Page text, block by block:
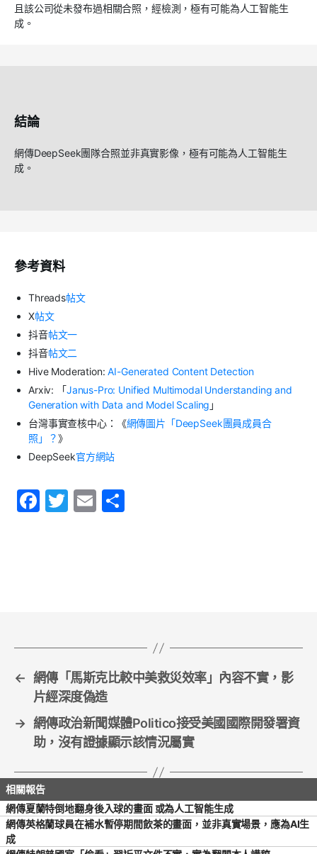
且該公司從未發布過相關合照，經檢測，極有可能為人工智能生
成。
結論
網傳DeepSeek團隊合照並非真實影像，極有可能為人工智能生
成。
參考資料
Threads帖文
X帖文
抖音帖文一
抖音帖文二
Hive Moderation:AI-Generated Content Detection
Arxiv: 「Janus-Pro: Unified Multimodal Understanding and
Generation with Data and Model Scaling 」
台灣事實查核中心：《網傳圖片「DeepSeek團員成員合
照」？》
DeepSeek官方網站
F
T
E
← 網傳「馬斯克比較中美救災效率」內容不實，影
片經深度偽造
→ 網傳政治新聞媒體Politico接受美國國際開發署資
助，沒有證據顯示該情況屬實
網傳夏蘭特倒地翻身後入球的畫面 或為人工智能生成
網傳英格蘭球員在補水暫停期間飲茶的畫面，並非真實場景，應為AI生
成